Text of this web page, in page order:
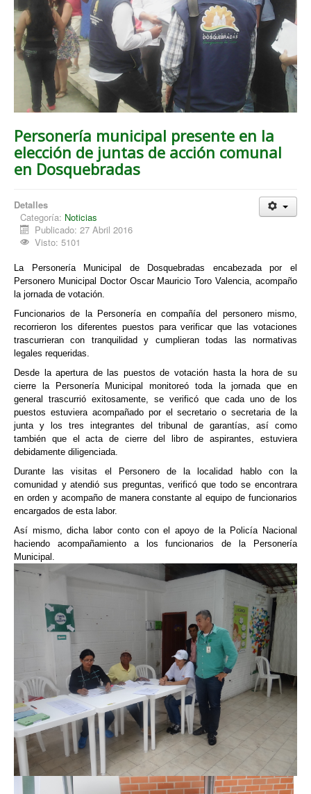
Personería municipal presente en la
elección de juntas de acción comunal
en Dosquebradas
Detalles
Categoría: Noticias
Publicado: 27 Abril 2016
Visto: 5101
La Personería Municipal de Dosquebradas encabezada por el
Personero Municipal Doctor Oscar Mauricio Toro Valencia, acompaño
la jornada de votación.
Funcionarios de la Personería en compañía del personero mismo,
recorrieron los diferentes puestos para verificar que las votaciones
trascurrieran con tranquilidad y cumplieran todas las normativas
legales requeridas.
Desde la apertura de las puestos de votación hasta la hora de su
cierre la Personería Municipal monitoreó toda la jornada que en
general trascurrió exitosamente, se verificó que cada uno de los
puestos estuviera acompañado por el secretario o secretaria de la
junta y los tres integrantes del tribunal de garantías, así como
también que el acta de cierre del libro de aspirantes, estuviera
debidamente diligenciada.
Durante las visitas el Personero de la localidad hablo con la
comunidad y atendió sus preguntas, verificó que todo se encontrara
en orden y acompaño de manera constante al equipo de funcionarios
encargados de esta labor.
Así mismo, dicha labor conto con el apoyo de la Policía Nacional
haciendo acompañamiento a los funcionarios de la Personería
Municipal.